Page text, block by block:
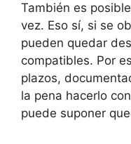
También es
vez. Eso sí, si se
pueden quedar
compatibles. Por
plazos,
la pena hacerlo
puede suponer